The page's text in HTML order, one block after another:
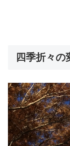
四季折々の